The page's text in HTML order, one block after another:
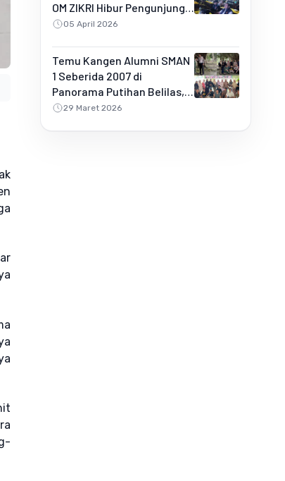
OM ZIKRI Hibur Pengunjung
di Buluh Rampai
05 April 2026
Temu Kangen Alumni SMAN
1 Seberida 2007 di
Panorama Putihan Belilas,
Penuh Kebersamaan dan
29 Maret 2026